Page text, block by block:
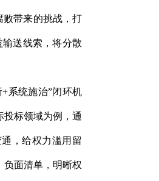
败带来的挑战，打
送线索，将分散
系统施治”闭环机
标领域为例，通
，给权力滥用留
负面清单，明晰权